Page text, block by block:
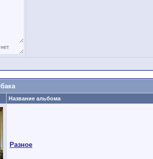
Название альбома
Разное